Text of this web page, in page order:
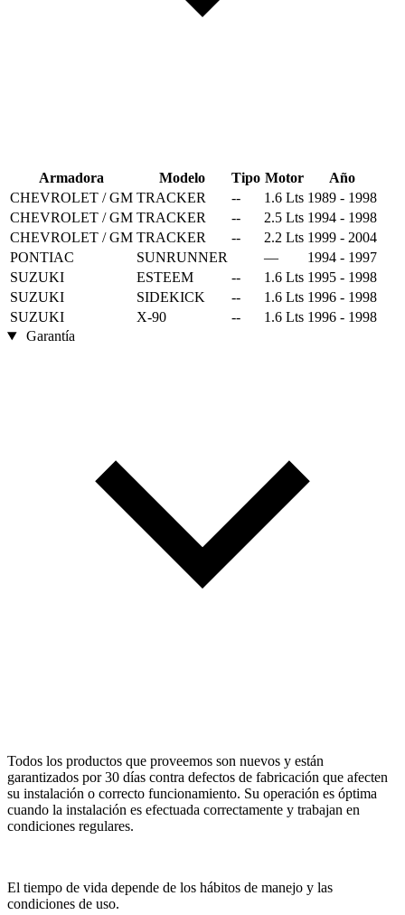
Armadora Modelo Tipo Motor
Año
CHEVROLET / GM TRACKER -- 1.6 Lts 1989 - 1998
CHEVROLET / GM TRACKER -- 2.5 Lts 1994 - 1998
CHEVROLET / GM TRACKER -- 2.2 Lts 1999 - 2004
PONTIAC
SUNRUNNER —
1994 - 1997
SUZUKI
ESTEEM -- 1.6 Lts 1995 - 1998
SUZUKI
SIDEKICK -- 1.6 Lts 1996 - 1998
SUZUKI
X-90 -- 1.6 Lts 1996 - 1998
Garantía
Todos los productos que proveemos son nuevos y están
garantizados por 30 días contra defectos de fabricación que afecten
su instalación o correcto funcionamiento. Su operación es óptima
cuando la instalación es efectuada correctamente y trabajan en
condiciones regulares.
El tiempo de vida depende de los hábitos de manejo y las
condiciones de uso.